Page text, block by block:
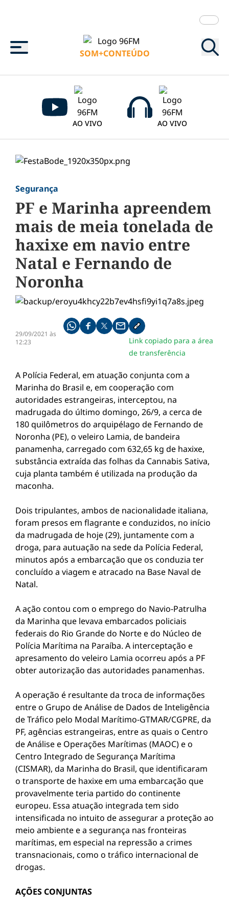
Menu
SOM+CONTEÚDO
AO VIVO AO VIVO
Segurança
PF e Marinha apreendem
mais de meia tonelada de
haxixe em navio entre
Natal e Fernando de
Noronha
29/09/2021 às
12:23
Compartilhe pelo whatsapp
Compartilhar no facebook
Compartilhar no twitter
Compartilhe pelo email
Copiar link da notícia
Link copiado para a área
de transferência
A Polícia Federal, em atuação conjunta com a
Marinha do Brasil e, em cooperação com
autoridades estrangeiras, interceptou, na
madrugada do último domingo, 26/9, a cerca de
180 quilômetros do arquipélago de Fernando de
Noronha (PE), o veleiro Lamia, de bandeira
panamenha, carregado com 632,65 kg de haxixe,
substância extraída das folhas da Cannabis Sativa,
cuja planta também é utilizada na produção da
maconha.
Dois tripulantes, ambos de nacionalidade italiana,
foram presos em flagrante e conduzidos, no início
da madrugada de hoje (29), juntamente com a
droga, para autuação na sede da Polícia Federal,
minutos após a embarcação que os conduzia ter
concluído a viagem e atracado na Base Naval de
Natal.
A ação contou com o emprego do Navio-Patrulha
da Marinha que levava embarcados policiais
federais do Rio Grande do Norte e do Núcleo de
Polícia Marítima na Paraíba. A interceptação e
apresamento do veleiro Lamia ocorreu após a PF
obter autorização das autoridades panamenhas.
A operação é resultante da troca de informações
entre o Grupo de Análise de Dados de Inteligência
de Tráfico pelo Modal Marítimo-GTMAR/CGPRE, da
PF, agências estrangeiras, entre as quais o Centro
de Análise e Operações Marítimas (MAOC) e o
Centro Integrado de Segurança Marítima
(CISMAR), da Marinha do Brasil, que identificaram
o transporte de haxixe em uma embarcação que
provavelmente teria partido do continente
europeu. Essa atuação integrada tem sido
intensificada no intuito de assegurar a proteção ao
meio ambiente e a segurança nas fronteiras
marítimas, em especial na repressão a crimes
transnacionais, como o tráfico internacional de
drogas.
AÇÕES CONJUNTAS